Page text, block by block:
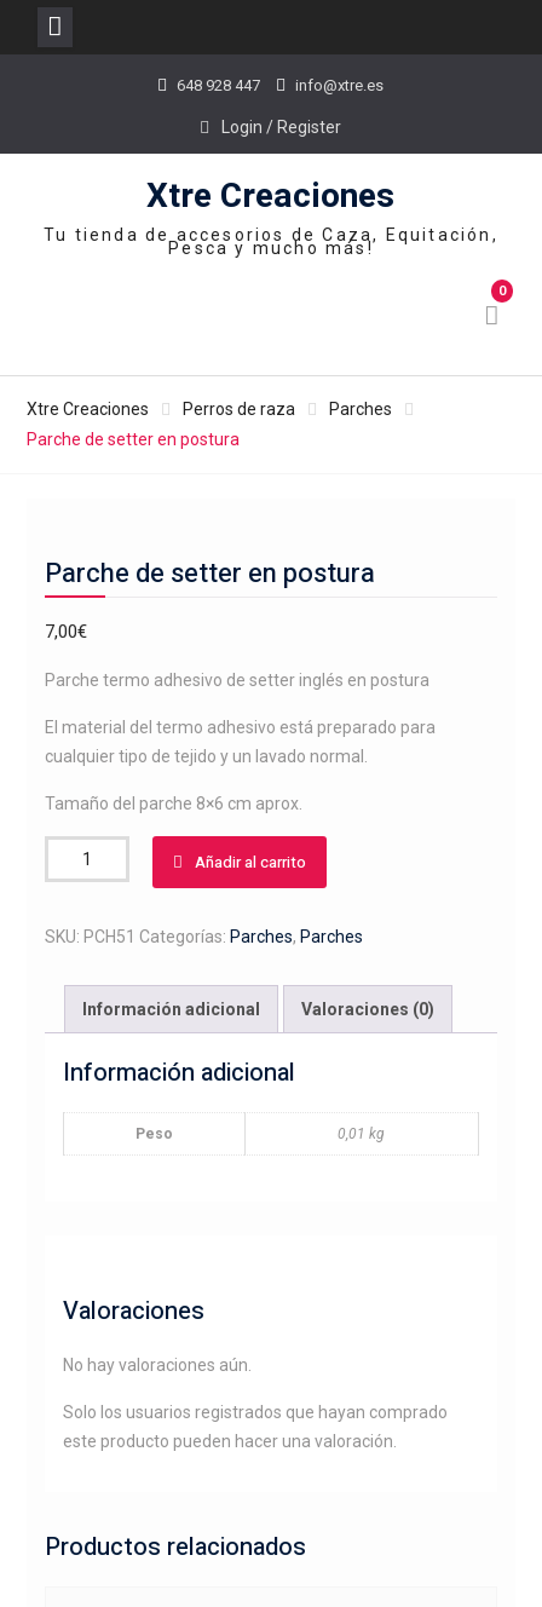
648 928 447 info@xtre.es
Login / Register
Xtre Creaciones
Tu tienda de accesorios de Caza, Equitación,
Pesca y mucho más!
0
Xtre Creaciones Perros de raza
Parches
Parche de setter en postura
Parche de setter en postura
7,00€
Parche termo adhesivo de setter inglés en postura
El material del termo adhesivo está preparado para
cualquier tipo de tejido y un lavado normal.
Tamaño del parche 8×6 cm aprox.
Parche
de
en
Añadir al carrito
SKU: PCH51 Categorías: Parches, Parches
Información adicional Valoraciones (0)
Información adicional
Peso 0,01 kg
Valoraciones
No hay valoraciones aún.
Solo los usuarios registrados que hayan comprado
este producto pueden hacer una valoración.
Productos relacionados